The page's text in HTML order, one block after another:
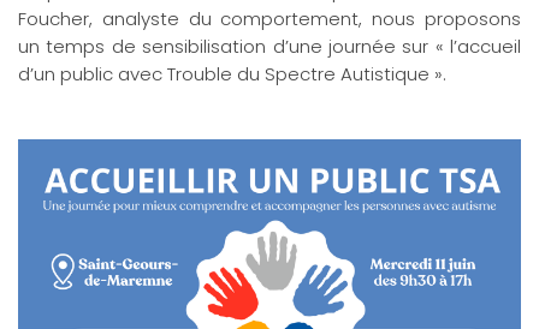
Foucher, analyste du comportement, nous proposons
un temps de sensibilisation d’une journée sur « l’accueil
d’un public avec Trouble du Spectre Autistique ».